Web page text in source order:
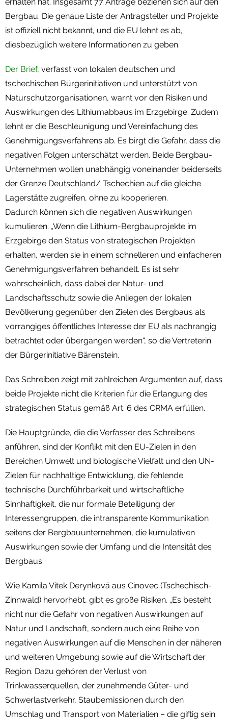
Bergbau. Die genaue Liste der Antragsteller und Projekte
ist offiziell nicht bekannt, und die EU lehnt es ab,
diesbezüglich weitere Informationen zu geben.
Der Brief, verfasst von lokalen deutschen und
tschechischen Bürgerinitiativen und unterstützt von
Naturschutzorganisationen, warnt vor den Risiken und
Auswirkungen des Lithiumabbaus im Erzgebirge. Zudem
lehnt er die Beschleunigung und Vereinfachung des
Genehmigungsverfahrens ab. Es birgt die Gefahr, dass die
negativen Folgen unterschätzt werden. Beide Bergbau-
Unternehmen wollen unabhängig voneinander beiderseits
der Grenze Deutschland/ Tschechien auf die gleiche
Lagerstätte zugreifen, ohne zu kooperieren.
Dadurch können sich die negativen Auswirkungen
kumulieren. „Wenn die Lithium-Bergbauprojekte im
Erzgebirge den Status von strategischen Projekten
erhalten, werden sie in einem schnelleren und einfacheren
Genehmigungsverfahren behandelt. Es ist sehr
wahrscheinlich, dass dabei der Natur- und
Landschaftsschutz sowie die Anliegen der lokalen
Bevölkerung gegenüber den Zielen des Bergbaus als
vorrangiges öffentliches Interesse der EU als nachrangig
betrachtet oder übergangen werden“, so die Vertreterin
der Bürgerinitiative Bärenstein.
Das Schreiben zeigt mit zahlreichen Argumenten auf, dass
beide Projekte nicht die Kriterien für die Erlangung des
strategischen Status gemäß Art. 6 des CRMA erfüllen.
Die Hauptgründe, die die Verfasser des Schreibens
anführen, sind der Konflikt mit den EU-Zielen in den
Bereichen Umwelt und biologische Vielfalt und den UN-
Zielen für nachhaltige Entwicklung, die fehlende
technische Durchführbarkeit und wirtschaftliche
Sinnhaftigkeit, die nur formale Beteiligung der
Interessengruppen, die intransparente Kommunikation
seitens der Bergbauunternehmen, die kumulativen
Auswirkungen sowie der Umfang und die Intensität des
Bergbaus.
Wie Kamila Vítek Derynková aus Cinovec (Tschechisch-
Zinnwald) hervorhebt, gibt es große Risiken. „Es besteht
nicht nur die Gefahr von negativen Auswirkungen auf
Natur und Landschaft, sondern auch eine Reihe von
negativen Auswirkungen auf die Menschen in der näheren
und weiteren Umgebung sowie auf die Wirtschaft der
Region. Dazu gehören der Verlust von
Trinkwasserquellen, der zunehmende Güter- und
Schwerlastverkehr, Staubemissionen durch den
Umschlag und Transport von Materialien – die giftig sein